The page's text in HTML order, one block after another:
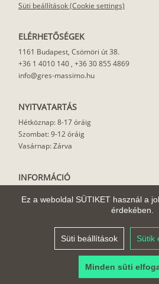
Ez a weboldal SÜTIKET használ a
érdekében.
Süti beállítások Sütik
Minden süti
Süti beállítások (Cookie settings)
ELÉRHETŐSÉGEK
1161 Budapest, Csömöri út 38.
+36 1 4010 140 , +36 30 855 4869
info@gres-massimo.hu
NYITVATARTÁS
Hétköznap: 8-17 óráig
Szombat: 9-12 óráig
Vasárnap: Zárva
INFORMÁCIÓ
Felhasználási javaslat